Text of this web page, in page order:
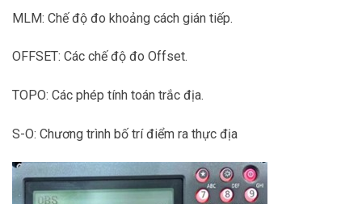
MLM: Chế độ đo khoảng cách gián tiếp.
OFFSET: Các chế độ đo Offset.
TOPO: Các phép tính toán trắc địa.
S-O: Chương trình bố trí điểm ra thực địa